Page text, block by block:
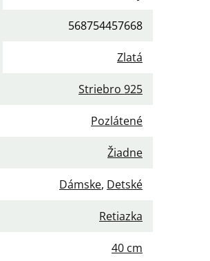
568754457668
Zlatá
Striebro 925
Pozlátené
Žiadne
Dámske, Detské
Retiazka
40 cm